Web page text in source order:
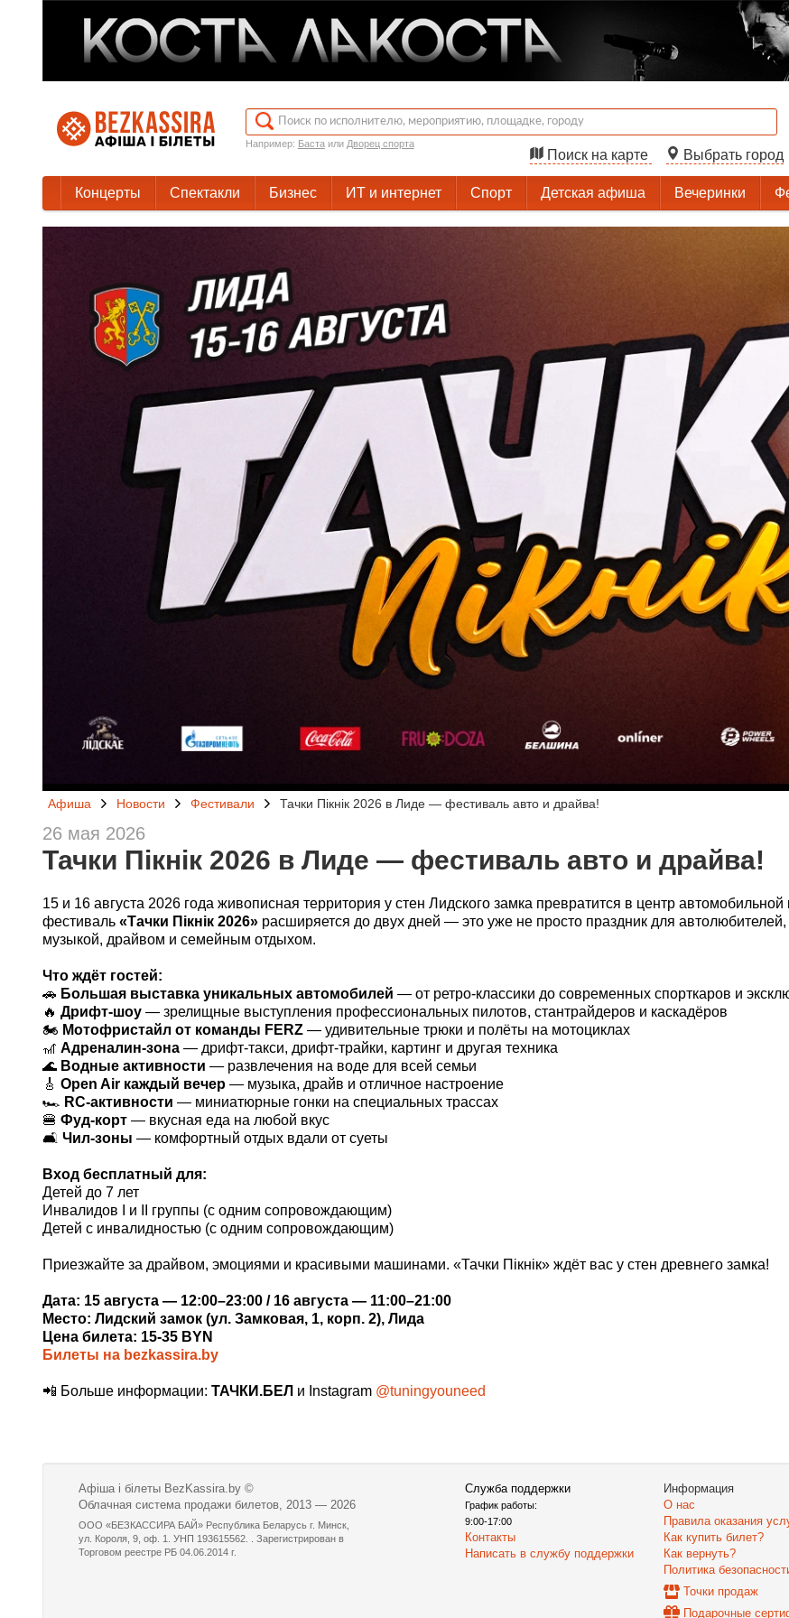
Например: Бастаили Дворец спорта
Поиск на карте Выбрать город
Концерты Спектакли Бизнес ИТ и интернет Спорт Детская афиша Вечеринки
Афиша Новости Фестивали Тачки Пікнік 2026 в Лиде — фестиваль авто и драйва!
26 мая 2026
Тачки Пікнік 2026 в Лиде — фестиваль авто и драйва!
15 и 16 августа 2026 года живописная территория у стен Лидского замка превратится в центр
фестиваль «Тачки Пікнік 2026» расширяется до двух дней — это уже не просто праздник для автолюбителей,
музыкой, драйвом и семейным отдыхом.
Что ждёт гостей:
🚗 Большая выставка уникальных автомобилей — от ретро-классики до современных спорткаров и
🔥 Дрифт-шоу — зрелищные выступления профессиональных пилотов, стантрайдеров и каскадёров
🏍 Мотофристайл от команды FERZ — удивительные трюки и полёты на мотоциклах
🎢 Адреналин-зона — дрифт-такси, дрифт-трайки, картинг и другая техника
🌊 Водные активности — развлечения на воде для всей семьи
🎸 Open Air каждый вечер — музыка, драйв и отличное настроение
🏎 RC-активности — миниатюрные гонки на специальных трассах
🍔 Фуд-корт — вкусная еда на любой вкус
🛋 Чил-зоны — комфортный отдых вдали от суеты
Вход бесплатный для:
Детей до 7 лет
Инвалидов I и II группы (с одним сопровождающим)
Детей с инвалидностью (с одним сопровождающим)
Приезжайте за драйвом, эмоциями и красивыми машинами. «Тачки Пікнік» ждёт вас у стен древнего замка!
Дата: 15 августа — 12:00–23:00 / 16 августа — 11:00–21:00
Место: Лидский замок (ул. Замковая, 1, корп. 2), Лида
Цена билета: 15-35 BYN
Билеты на bezkassira.by
📲 Больше информации: ТАЧКИ.БЕЛ и Instagram @tuningyouneed
Афіша і білеты BezKassira.by ©
Облачная система продажи билетов, 2013 — 2026
ООО «БЕЗКАССИРА БАЙ» Республика Беларусь г. Минск,
ул. Короля, 9, оф. 1. УНП 193615562. . Зарегистрирован в
Торговом реестре РБ 04.06.2014 г.
Служба поддержки
График работы:
9:00-17:00
Контакты
Написать в службу поддержки
Информация
О нас
Правила оказания
Как купить билет?
Как вернуть?
Политика
Точки продаж
Подарочные